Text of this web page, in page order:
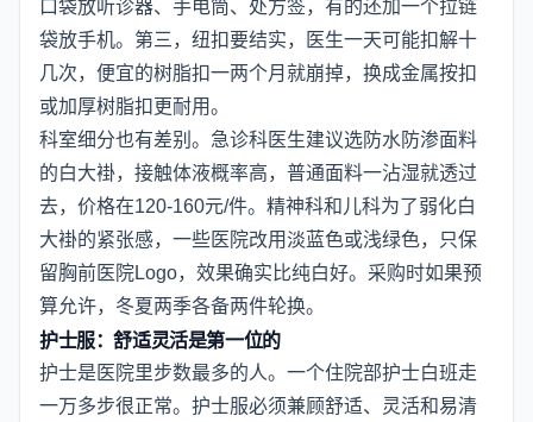
口袋放听诊器、手电筒、处方签，有的还加一个拉链
袋放手机。第三，纽扣要结实，医生一天可能扣解十
几次，便宜的树脂扣一两个月就崩掉，换成金属按扣
或加厚树脂扣更耐用。
科室细分也有差别。急诊科医生建议选防水防渗面料
的白大褂，接触体液概率高，普通面料一沾湿就透过
去，价格在120-160元/件。精神科和儿科为了弱化白
大褂的紧张感，一些医院改用淡蓝色或浅绿色，只保
留胸前医院Logo，效果确实比纯白好。采购时如果预
算允许，冬夏两季各备两件轮换。
护士服：舒适灵活是第一位的
护士是医院里步数最多的人。一个住院部护士白班走
一万多步很正常。护士服必须兼顾舒适、灵活和易清